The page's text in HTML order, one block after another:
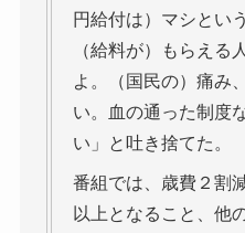
円給付は）マシとい
（給料が）もらえる
よ。（国民の）痛み
い。血の通った制度
い」と吐き捨てた。
番組では、歳費２割
以上となること、他